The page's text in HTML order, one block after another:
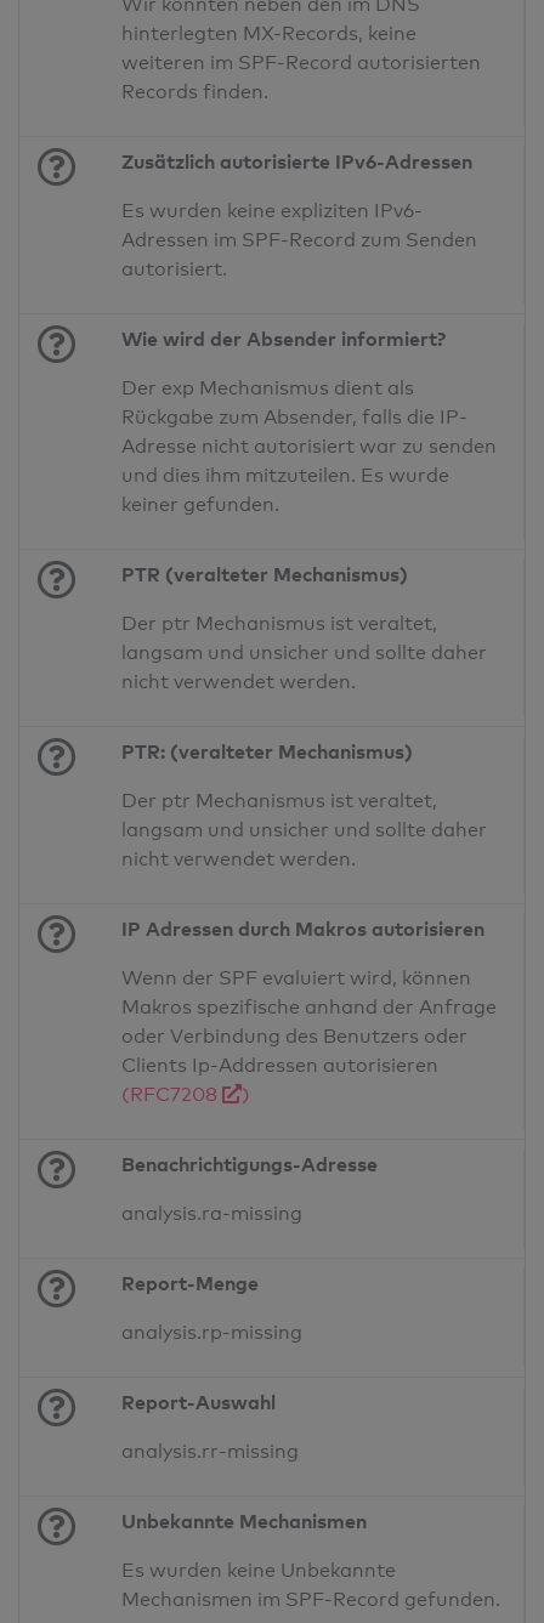
Wir konnten neben den im DNS
hinterlegten MX-Records, keine
weiteren im SPF-Record autorisierten
Records finden.
Zusätzlich autorisierte IPv6-Adressen
Es wurden keine expliziten IPv6-
Adressen im SPF-Record zum Senden
autorisiert.
Wie wird der Absender informiert?
Der exp Mechanismus dient als
Rückgabe zum Absender, falls die IP-
Adresse nicht autorisiert war zu senden
und dies ihm mitzuteilen. Es wurde
keiner gefunden.
PTR (veralteter Mechanismus)
Der ptr Mechanismus ist veraltet,
langsam und unsicher und sollte daher
nicht verwendet werden.
PTR: (veralteter Mechanismus)
Der ptr Mechanismus ist veraltet,
langsam und unsicher und sollte daher
nicht verwendet werden.
IP Adressen durch Makros autorisieren
Wenn der SPF evaluiert wird, können
Makros spezifische anhand der Anfrage
oder Verbindung des Benutzers oder
Clients Ip-Addressen autorisieren
(RFC7208
)
Benachrichtigungs-Adresse
analysis.ra-missing
Report-Menge
analysis.rp-missing
Report-Auswahl
analysis.rr-missing
Unbekannte Mechanismen
Es wurden keine Unbekannte
Mechanismen im SPF-Record gefunden.